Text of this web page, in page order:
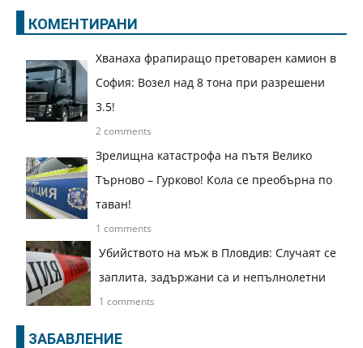
КОМЕНТИРАНИ
Хванаха фрапиращо претоварен камион в
София: Возел над 8 тона при разрешени
3.5!
2 comments
Зрелищна катастрофа на пътя Велико
Търново – Гурково! Кола се преобърна по
таван!
1 comments
Убийството на мъж в Пловдив: Случаят се
заплита, задържани са и непълнолетни
1 comments
ЗАБАВЛЕНИЕ